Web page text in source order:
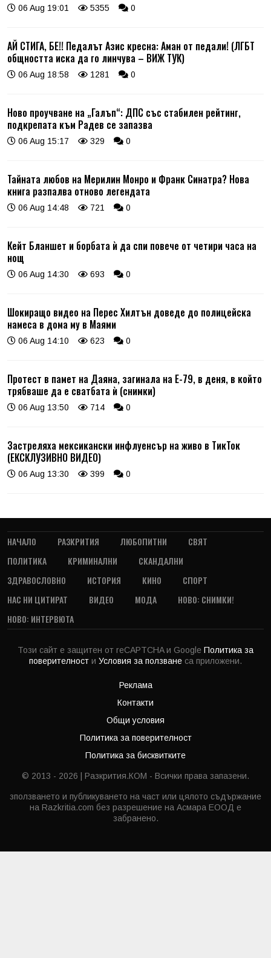
06 Aug 19:01 5355 0
АЙ СТИГА, БЕ!! Педалът Азис кресна: Аман от педали! (ЛГБТ
общността иска да го линчува – ВИЖ ТУК)
06 Aug 18:58 1281 0
Ново проучване на „Галъп“: ДПС със стабилен рейтинг,
подкрепата към Радев се запазва
06 Aug 15:17 329 0
Тайната любов на Мерилин Монро и Франк Синатра? Нова
книга разпалва отново легендата
06 Aug 14:48 721 0
Кейт Бланшет и борбата ѝ да спи повече от четири часа на
нощ
06 Aug 14:30 693 0
Шокиращо видео на Перес Хилтън доведе до полицейска
намеса в дома му в Маями
06 Aug 14:10 623 0
Протест в памет на Даяна, загинала на Е-79, в деня, в който
трябваше да е сватбата ѝ (снимки)
06 Aug 13:50 714 0
Застреляха мексикански инфлуенсър на живо в ТикТок
(ЕКСКЛУЗИВНО ВИДЕО)
06 Aug 13:30 399 0
НАЧАЛО РАЗКРИТИЯ ЛЮБОПИТНИ
СВЯТ
ПОЛИТИКА
КРИМИНАЛНИ
СКАНДАЛНИ
ЗДРАВОСЛОВНО
ИСТОРИЯ КИНО
СПОРТ
НАС НИ ЦИТИРАТ
ВИДЕО МОДА
НОВО: СНИМКИ!
НОВО: ИНТЕРВЮТА
Този сайт е защитен от reCAPTCHA и Google Политика за
поверителност и Условия за ползване са приложени.
Реклама
Контакти
Общи условия
Политика за поверителност
Политика за бисквитките
© 2013 - 2026 | Разкрития.КОМ - Всички права запазени.
зползването и публикуването на част или цялото съдържание
на Razkritia.com без разрешение на Асмара ЕООД е
забранено.